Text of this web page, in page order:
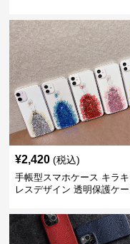
¥2,420 (税込)
手帳型スマホケース キラ
レスデザイン 透明保護ケ